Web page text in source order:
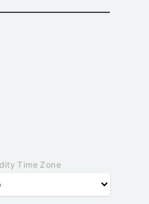
Time Zone